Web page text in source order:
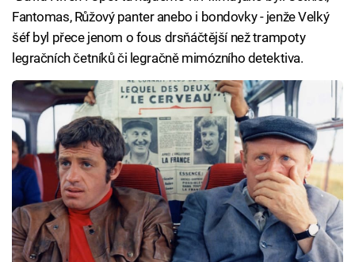
Fantomas, Růžový panter anebo i bondovky - jenže Velký
šéf byl přece jenom o fous drsňáčtější než trampoty
legračních četníků či legračně mimózního detektiva.